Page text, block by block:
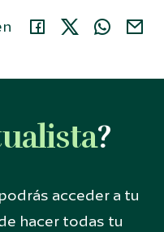
?
acceder a tu
hacer todas tu